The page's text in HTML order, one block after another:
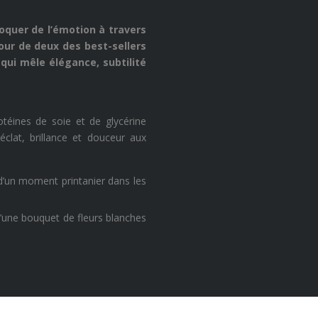
de l’émotion à travers
de deux des best-sellers
mêle élégance, subtilité
de soie et de glycérine
brillance et douceur aux
moment printanier dans les
bouquet de fleurs blanches